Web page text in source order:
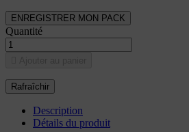
ENREGISTRER MON PACK
Quantité
Description
Détails du produit